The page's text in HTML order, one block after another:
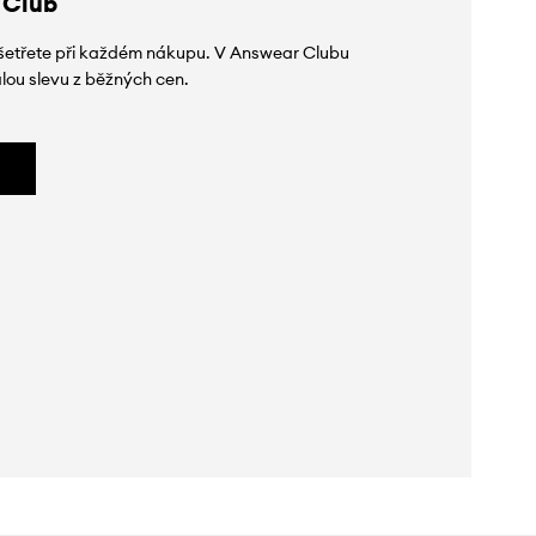
při každém nákupu. V Answear Clubu
slevu z běžných cen.